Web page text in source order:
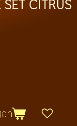
CITRUS